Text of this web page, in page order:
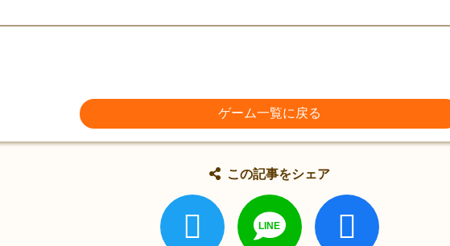
ゲーム一覧に戻る
この記事をシェア